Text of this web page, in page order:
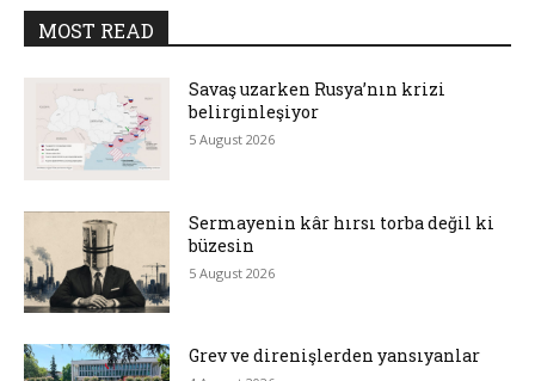
MOST READ
Savaş uzarken Rusya’nın krizi
belirginleşiyor
5 August 2026
Sermayenin kâr hırsı torba değil ki
büzesin
5 August 2026
Grev ve direnişlerden yansıyanlar